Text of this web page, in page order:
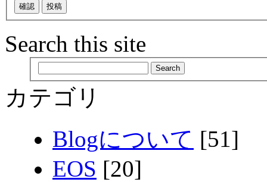
Search this site
カテゴリ
Blogについて [51]
EOS [20]